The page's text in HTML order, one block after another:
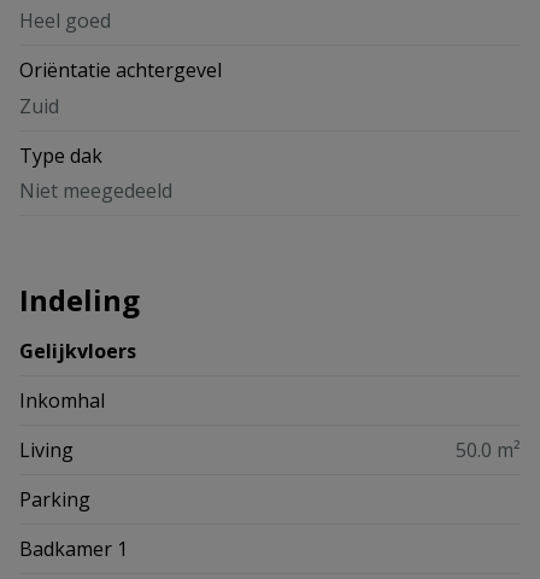
Heel goed
Oriëntatie achtergevel
Zuid
Type dak
Niet meegedeeld
Indeling
Gelijkvloers
Inkomhal
Living
50.0 m²
Parking
Badkamer 1